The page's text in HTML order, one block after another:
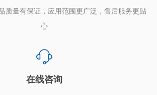
质量有保证，应用范围更广泛，售后服务更贴
心
在线咨询